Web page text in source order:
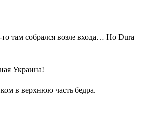
там собрался возле входа… Но Dura
Украина!
в верхнюю часть бедра.